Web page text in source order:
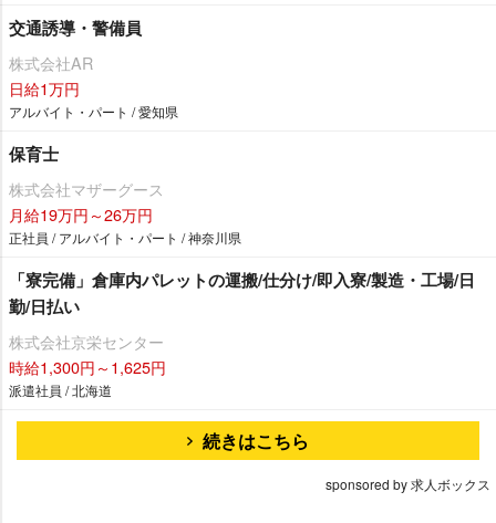
交通誘導・警備員
株式会社AR
日給1万円
アルバイト・パート / 愛知県
保育士
株式会社マザーグース
月給19万円～26万円
正社員 / アルバイト・パート / 神奈川県
「寮完備」倉庫内パレットの運搬/仕分け/即入寮/製造・工場/日
勤/日払い
株式会社京栄センター
時給1,300円～1,625円
派遣社員 / 北海道
続きはこちら
sponsored by 求人ボックス